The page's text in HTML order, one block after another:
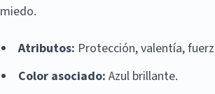
miedo.
Atributos: Protección, valentía,
Color asociado: Azul brillante.